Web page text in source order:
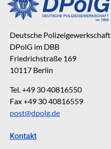
Deutsche Polizeigewerkschaft
DPolG im DBB
Friedrichstraße 169
10117 Berlin
Tel. +49 30 40816550
Fax +49 30 40816559
post@dpolg.de
Kontakt